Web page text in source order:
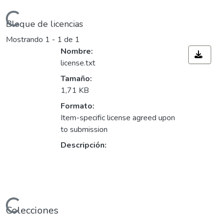
Bloque de licencias
Mostrando 1 - 1 de 1
Nombre:
license.txt
Tamaño:
1,71 KB
Formato:
Item-specific license agreed upon
to submission
Descripción:
Colecciones